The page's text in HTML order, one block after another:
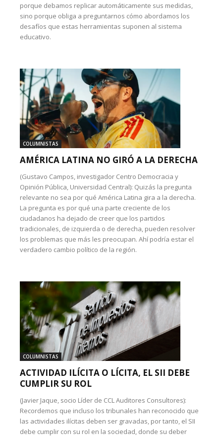
porque debamos replicar automáticamente sus medidas,
sino porque obliga a preguntarnos cómo abordamos los
desafíos que estas herramientas suponen al sistema
educativo.
COLUMNISTAS
AMÉRICA LATINA NO GIRÓ A LA DERECHA
(Gustavo Campos, investigador Centro Democracia y
Opinión Pública, Universidad Central): Quizás la pregunta
relevante no sea por qué América Latina gira a la derecha.
La pregunta es por qué una parte creciente de los
ciudadanos ha dejado de creer que los partidos
tradicionales, de izquierda o de derecha, pueden resolver
los problemas que más les preocupan. Ahí podría estar el
verdadero cambio político de la región.
COLUMNISTAS
ACTIVIDAD ILÍCITA O LÍCITA, EL SII DEBE
CUMPLIR SU ROL
(Javier Jaque, socio Líder de CCL Auditores Consultores):
Recordemos que incluso los tribunales han reconocido que
las actividades ilícitas deben ser gravadas, por tanto, el SII
debe cumplir con su rol en la sociedad, donde su deber